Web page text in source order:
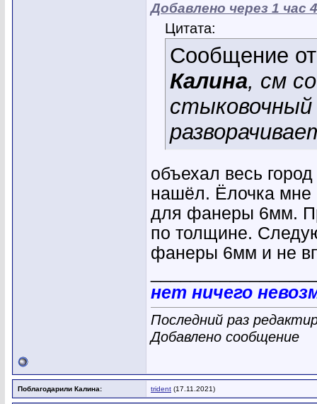
Добавлено через 1 час
Цитата:
Сообщение
Калина, см
объехал весь
нашёл. Ёлочка мне
для фанеры 6мм.
по толщине.
фанеры 6мм и не
нет ничего
Последний раз
Добавлено сообщение
Поблагодарили Калина: trident (17.11.2021)